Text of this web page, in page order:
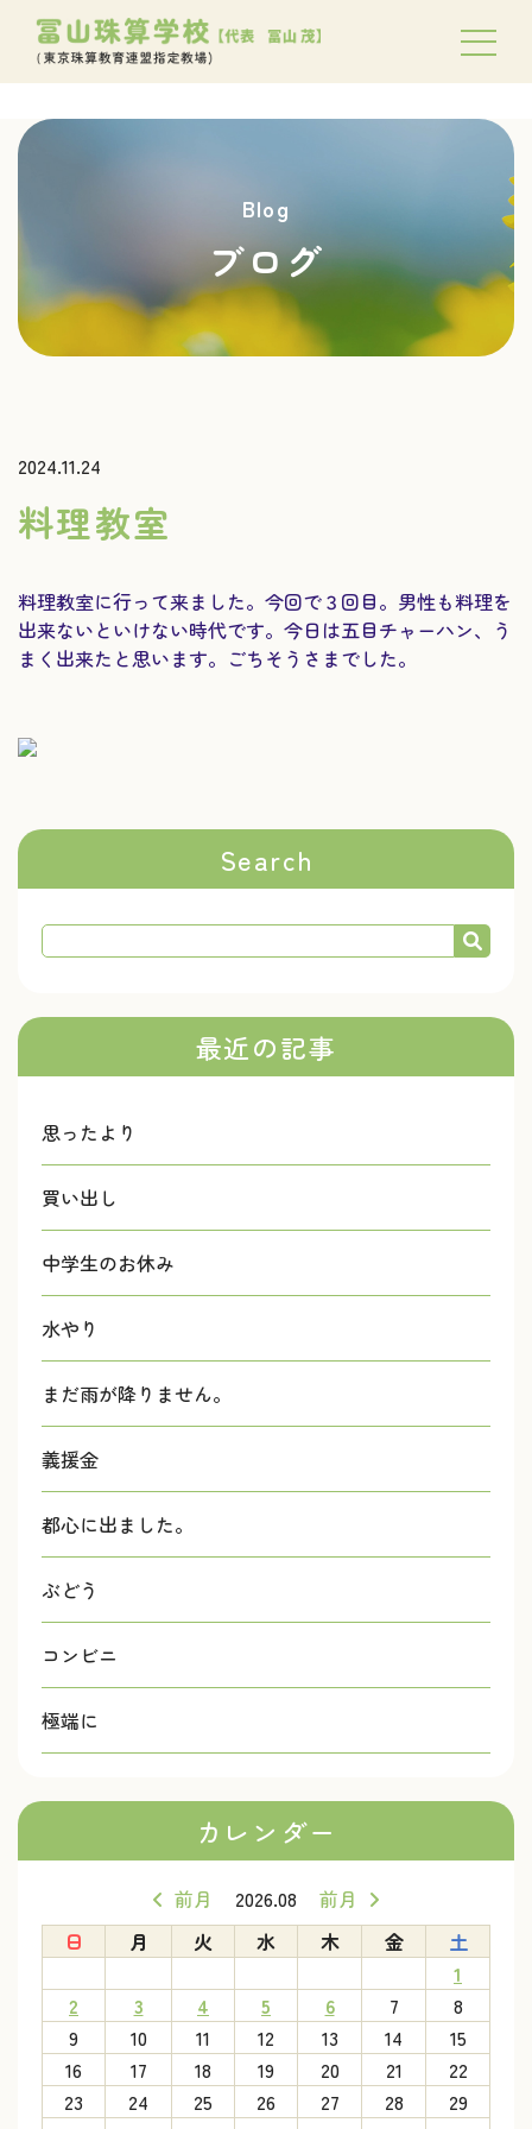
Blog
ブログ
2024.11.24
料理教室
料理教室に行って来ました。今回で３回目。男性も料理を
出来ないといけない時代です。今日は五目チャーハン、う
まく出来たと思います。ごちそうさまでした。
Search
最近の記事
思ったより
買い出し
中学生のお休み
水やり
まだ雨が降りません。
義援金
都心に出ました。
ぶどう
コンビニ
極端に
カレンダー
前月 2026.08
前月
日
月 火 水 木 金
土
1
2
3 4 5 6 7
8
9
10 11 12 13 14
15
16
17 18 19 20 21
22
23
24 25 26 27 28
29